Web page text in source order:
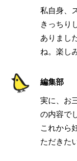
私自身、
きっちり
ありまし
ね。楽し
編集部
実に、お
の内容で
これから
ただきた